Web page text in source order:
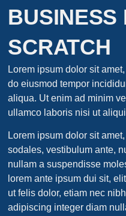
BUSINESS
SCRATCH
Lorem ipsum dolor sit
do eiusmod tempor
aliqua. Ut enim ad minim
ullamco laboris nisi ut
Lorem ipsum dolor sit
sodales, vestibulum ante,
nullam a suspendisse
lorem ante ipsum dui sit,
ut felis dolor, etiam nec
adipiscing integer diam